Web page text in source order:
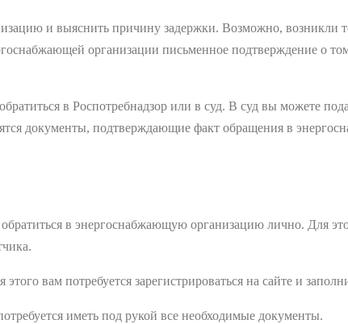
и выяснить причину задержки. Возможно, возникли
организации письменное подтверждение о
в Роспотребнадзор или в суд. В суд вы можете
документы, подтверждающие факт обращения в
в энергоснабжающую организацию лично. Для
вам потребуется зарегистрироваться на сайте и
иметь под рукой все необходимые документы.